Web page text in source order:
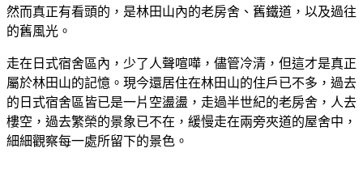
然而真正有看頭的，是林田山內的老房舍、舊鐵道，以及過往
的舊風光。
走在日式宿舍區內，少了人聲喧嘩，儘管冷清，但這才是真正
屬於林田山的記憶。現今還居住在林田山的住戶已不多，過去
的日式宿舍區皆已是一片空盪盪，走過半世紀的老房舍，人去
樓空，過去繁榮的景象已不在，緩慢走在兩旁夾道的屋舍中，
細細觀察每一處所留下的景色。